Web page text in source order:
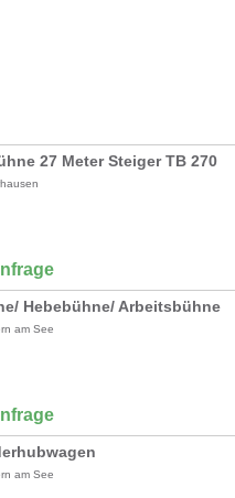
27 Meter Steiger TB 270
Hebebühne/ Arbeitsbühne
am See
am See